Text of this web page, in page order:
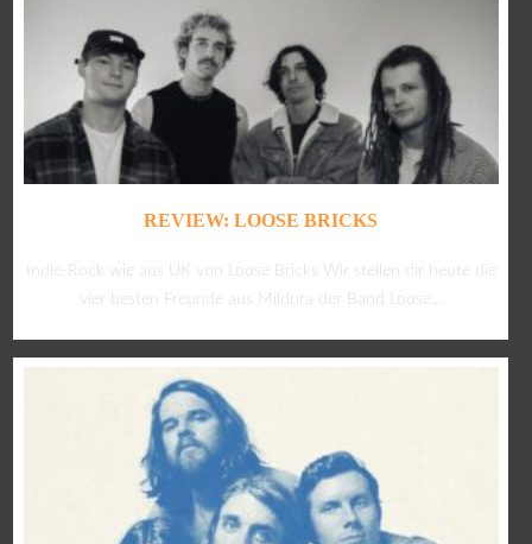
REVIEW: LOOSE BRICKS
Indie-Rock wie aus UK von Loose Bricks Wir stellen dir heute die
vier besten Freunde aus Mildura der Band Loose...